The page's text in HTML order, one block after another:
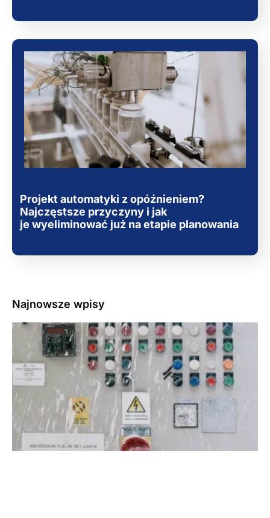
Projekt automatyki z opóźnieniem?
Najczęstsze przyczyny i jak
je wyeliminować już na etapie planowania
Najnowsze wpisy